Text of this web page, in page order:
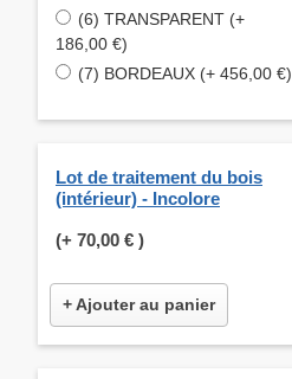
(6) TRANSPARENT (+
186,00 €)
(7) BORDEAUX (+ 456,00 €)
Lot de traitement du bois
(intérieur) - Incolore
(+ 70,00 € )
+ Ajouter au panier